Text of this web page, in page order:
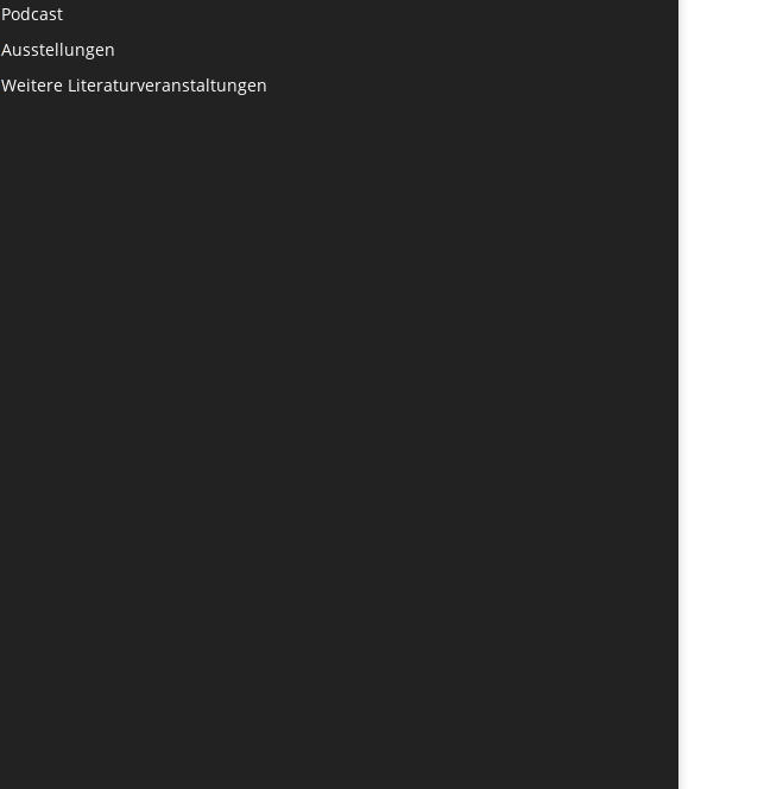
Podcast
Ausstellungen
Weitere Literaturveranstaltungen